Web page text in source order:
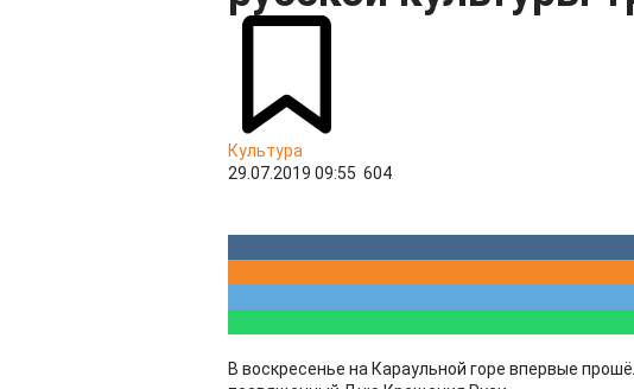
Культура
29.07.2019 09:55 604
В воскресенье на Караульной горе впервые